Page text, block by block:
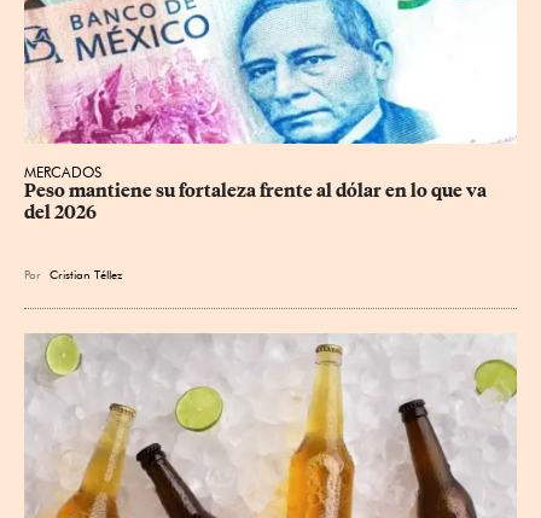
MERCADOS
Peso mantiene su fortaleza frente al dólar en lo que va
del 2026
Por Cristian Téllez